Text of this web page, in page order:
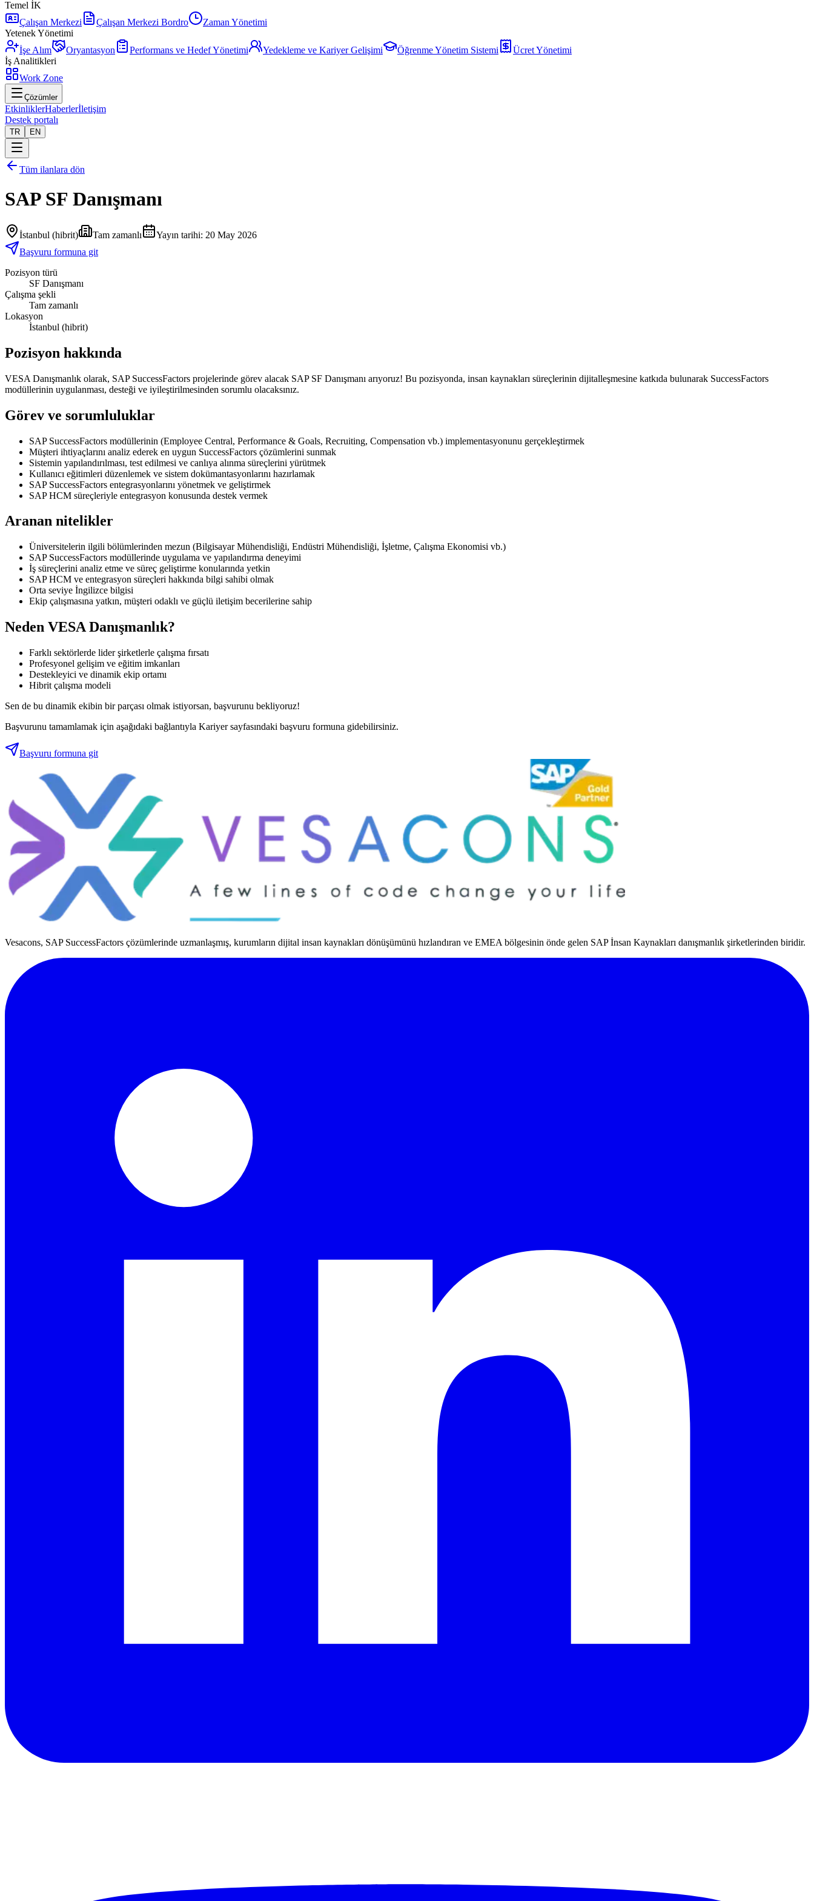
Temel İK
Çalışan Merkezi
Çalışan Merkezi Bordro
Zaman Yönetimi
Yetenek Yönetimi
İşe Alım
Oryantasyon Performans ve Hedef Yönetimi Yedekleme ve Kariyer Gelişimi Öğrenme Yönetim Sistemi
Ücret Yönetimi
İş Analitikleri
Work Zone
Çözümler
EtkinliklerHaberlerİletişim
Destek portalı
TR EN
Tüm ilanlara dön
SAP SF Danışmanı
İstanbul (hibrit) Tam zamanlı Yayın tarihi: 20 May 2026
Başvuru formuna git
Pozisyon türü
SF Danışmanı
Çalışma şekli
Tam zamanlı
Lokasyon
İstanbul (hibrit)
Pozisyon hakkında
VESA Danışmanlık olarak, SAP SuccessFactors projelerinde görev alacak SAP SF Danışmanı arıyoruz! Bu pozisyonda, insan kaynakları süreçlerinin dijitalleşmesine katkıda bulunarak SuccessFactors
modüllerinin uygulanması, desteği ve iyileştirilmesinden sorumlu olacaksınız.
Görev ve sorumluluklar
SAP SuccessFactors modüllerinin (Employee Central, Performance & Goals, Recruiting, Compensation vb.) implementasyonunu gerçekleştirmek
Müşteri ihtiyaçlarını analiz ederek en uygun SuccessFactors çözümlerini sunmak
Sistemin yapılandırılması, test edilmesi ve canlıya alınma süreçlerini yürütmek
Kullanıcı eğitimleri düzenlemek ve sistem dokümantasyonlarını hazırlamak
SAP SuccessFactors entegrasyonlarını yönetmek ve geliştirmek
SAP HCM süreçleriyle entegrasyon konusunda destek vermek
Aranan nitelikler
Üniversitelerin ilgili bölümlerinden mezun (Bilgisayar Mühendisliği, Endüstri Mühendisliği, İşletme, Çalışma Ekonomisi vb.)
SAP SuccessFactors modüllerinde uygulama ve yapılandırma deneyimi
İş süreçlerini analiz etme ve süreç geliştirme konularında yetkin
SAP HCM ve entegrasyon süreçleri hakkında bilgi sahibi olmak
Orta seviye İngilizce bilgisi
Ekip çalışmasına yatkın, müşteri odaklı ve güçlü iletişim becerilerine sahip
Neden VESA Danışmanlık?
Farklı sektörlerde lider şirketlerle çalışma fırsatı
Profesyonel gelişim ve eğitim imkanları
Destekleyici ve dinamik ekip ortamı
Hibrit çalışma modeli
Sen de bu dinamik ekibin bir parçası olmak istiyorsan, başvurunu bekliyoruz!
Başvurunu tamamlamak için aşağıdaki bağlantıyla Kariyer sayfasındaki başvuru formuna gidebilirsiniz.
Başvuru formuna git
Vesacons, SAP SuccessFactors çözümlerinde uzmanlaşmış, kurumların dijital insan kaynakları dönüşümünü hızlandıran ve EMEA bölgesinin önde gelen SAP İnsan Kaynakları danışmanlık şirketlerinden biridir.